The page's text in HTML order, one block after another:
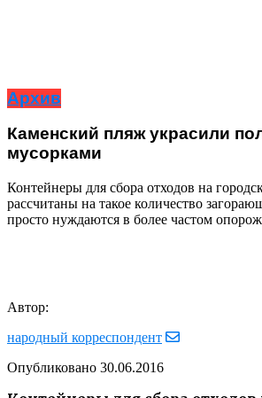
Архив
Каменский пляж украсили
мусорками
Контейнеры для сбора отходов на
рассчитаны на такое количество
просто нуждаются в более частом
Автор:
народный корреспондент
Опубликовано 30.06.2016